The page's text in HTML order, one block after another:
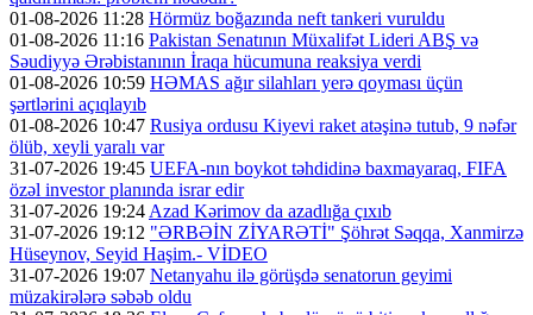
01-08-2026 11:28 Hörmüz boğazında neft tankeri vuruldu
01-08-2026 11:16 Pakistan Senatının Müxalifət Lideri ABŞ və
Səudiyyə Ərəbistanının İraqa hücumuna reaksiya verdi
01-08-2026 10:59 HƏMAS ağır silahları yerə qoyması üçün
şərtlərini açıqlayıb
01-08-2026 10:47 Rusiya ordusu Kiyevi raket atəşinə tutub, 9 nəfər
ölüb, xeyli yaralı var
31-07-2026 19:45 UEFA-nın boykot təhdidinə baxmayaraq, FIFA
özəl investor planında israr edir
31-07-2026 19:24 Azad Kərimov da azadlığa çıxıb
31-07-2026 19:12 "ƏRBƏİN ZİYARƏTİ" Şöhrət Səqqa, Xanmirzə
Hüseynov, Seyid Haşim.- VİDEO
31-07-2026 19:07 Netanyahu ilə görüşdə senatorun geyimi
müzakirələrə səbəb oldu